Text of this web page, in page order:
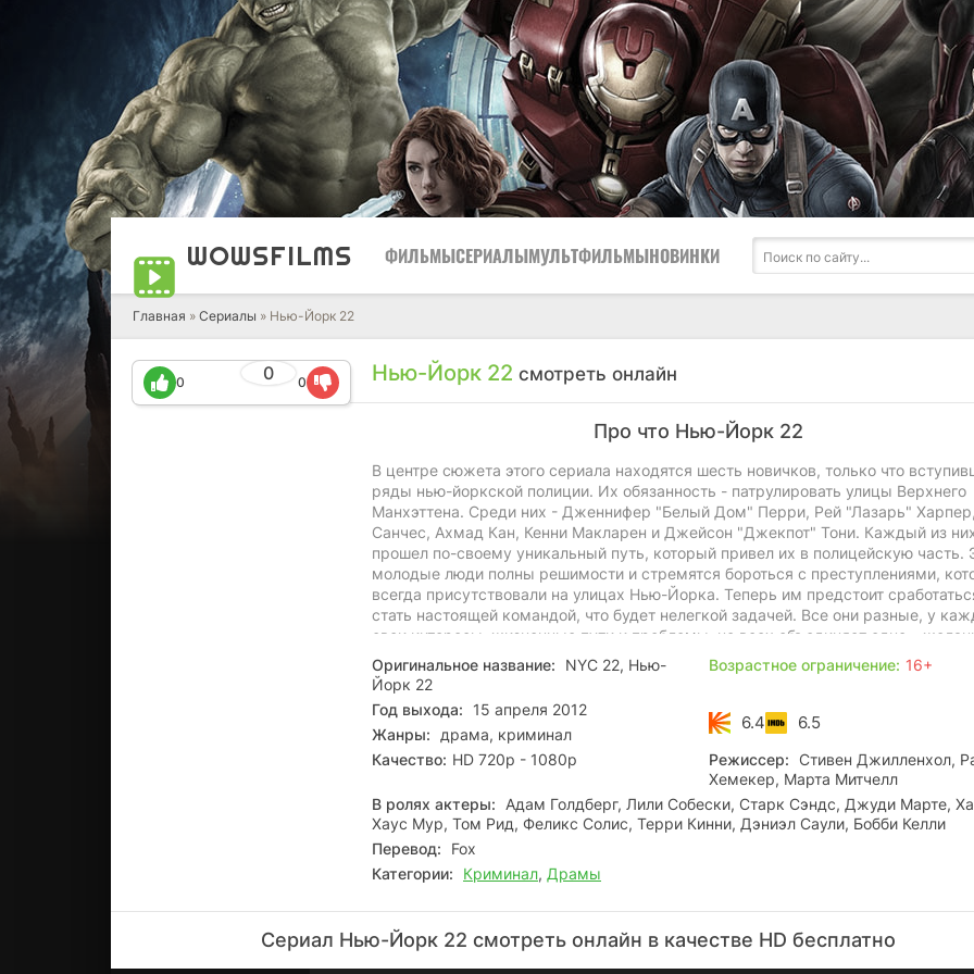
WOWSFILMS ФИЛЬМЫСЕРИАЛЫМУЛЬТФИЛЬМЫНОВИНКИ
Главная » Сериалы » Нью-Йорк 22
Нью-Йорк 22 смотреть онлайн
0
0 0
Про что Нью-Йорк 22
В центре сюжета этого сериала находятся шесть новичков, только что
ряды нью-йоркской полиции. Их обязанность - патрулировать улицы Верхнего
Манхэттена. Среди них - Дженнифер "Белый Дом" Перри, Рей "Лазарь"
Санчес, Ахмад Кан, Кенни Макларен и Джейсон "Джекпот" Тони. Каждый из
прошел по-своему уникальный путь, который привел их в полицейскую часть.
молодые люди полны решимости и стремятся бороться с преступлениями,
всегда присутствовали на улицах Нью-Йорка. Теперь им предстоит
стать настоящей командой, что будет нелегкой задачей. Все они разные, у
свои интересы, жизненные пути и проблемы, но всех объединяет одно –
служить в полиции. Новобранцами командует строгий офицер по имени
"Йода" Дин, человек без сентиментов и ветеран армии. Даниэль обучает их
сложной полицейской службы и напоминает о личной ответственности за
Сержант Терри Говард также помогает новичкам, обучая их взаимодействию с
уличными бандами. Перед героями простирается долгий и трудный путь к
становлению настоящими полицейскими.
Оригинальное название:
NYC 22, Нью-
Йорк 22
Возрастное ограничение: 16+
Год выхода: 15 апреля 2012
6.4 6.5
Жанры:
драма, криминал
Качество: HD 720p - 1080p Режиссер: Стивен Джилленхол,
Хемекер, Марта Митчелл
В ролях актеры:
Адам Голдберг, Лили Собески, Старк Сэндс, Джуди Марте,
Хаус Мур, Том Рид, Феликс Солис, Терри Кинни, Дэниэл Саули, Бобби Келли
Перевод:
Fox
Категории:
Криминал, Драмы
Сериал Нью-Йорк 22 смотреть онлайн в качестве HD бесплатно